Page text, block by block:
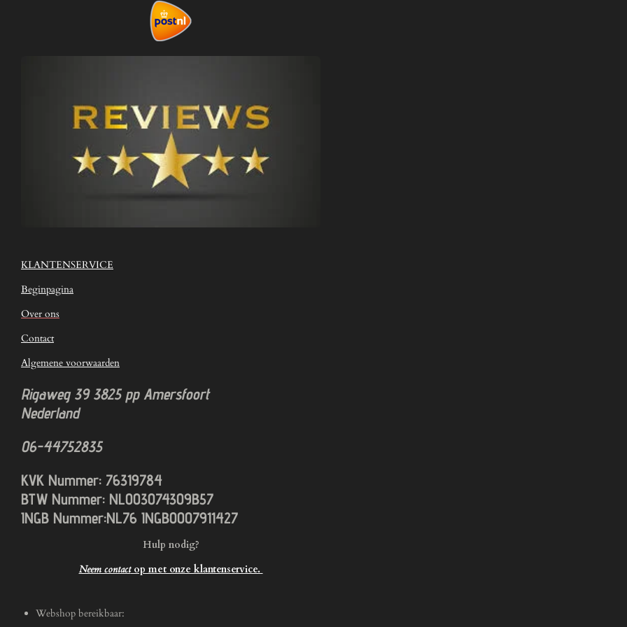
KLANTENSERVICE
Beginpagina
Over ons
Contact
Algemene voorwaarden
Rigaweg 393825 pp Amersfoort
Nederland
06-44752835
KVK Nummer: 76319784
BTW Nummer: NL003074309B57
INGB Nummer:NL76 INGB0007911427
Hulp nodig?
Neem contactop met onze klantenservice.
Webshop bereikbaar: